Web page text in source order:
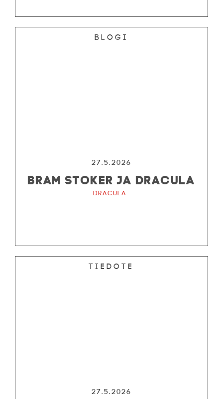
Blogi
27.5.2026
BRAM STOKER JA DRACULA
Dracula
Tiedote
27.5.2026